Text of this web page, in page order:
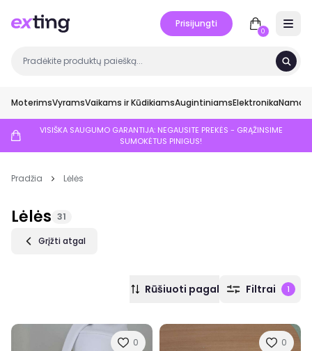
Prisijungti
0
MoterimsVyramsVaikams ir KūdikiamsAugintiniamsElektronikaNamai
VISIŠKA SAUGUMO GARANTIJA: NEGAUSITE PREKĖS - GRĄŽINSIME
SUMOKĖTUS PINIGUS!
Pradžia Lėlės
Lėlės 31
Grįžti atgal
Rūšiuoti pagal Filtrai 1
0 0